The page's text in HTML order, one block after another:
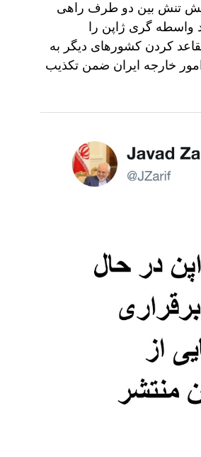
تنش بین دو طرف راهی
گری ژاپن را
کردن کشورهای دیگر به
خارجه ایران ضمن تکذیب